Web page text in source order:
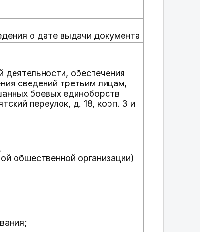
о дате выдачи документа
деятельности, обеспечения
сведений третьим лицам,
боевых единоборств
переулок, д. 18, корп. 3 и
общественной организации)